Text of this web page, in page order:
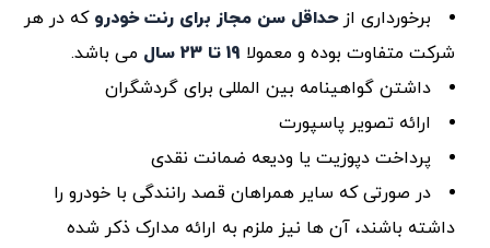
برخورداری ازحداقل سن مجاز برای رنت خودروکه در هر
شرکت متفاوت بوده و معمولا 19 تا 23 سال
می باشد.
داشتن گواهینامه بین المللی برای گردشگران
ارائه تصویر پاسپورت
پرداخت دپوزیت یا ودیعه ضمانت نقدی
در صورتی که سایر همراهان قصد رانندگی با خودرو را
داشته باشند، آن ها نیز ملزم به ارائه مدارک ذکر شده